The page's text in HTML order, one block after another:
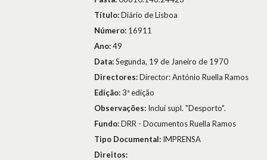
Título:Diário de Lisboa
Número: 16911
Ano:49
Data:Segunda, 19 de Janeiro de 1970
Directores:Director: António Ruella Ramos
Edição:3ª edição
Observações: Inclui supl. "Desporto".
Fundo:DRR - Documentos Ruella Ramos
Tipo Documental: IMPRENSA
Direitos: